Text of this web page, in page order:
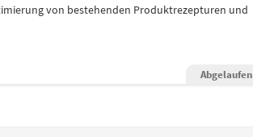
von bestehenden Produktrezepturen und
Abgelaufen